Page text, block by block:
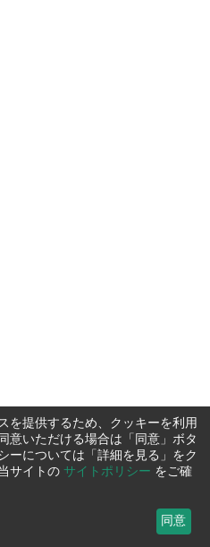
を提供するため、クッキーを利用
意いただける場合は「同意」ボタ
ーについては「詳細を見る」をク
サイトの サイトポリシー をご確
同意